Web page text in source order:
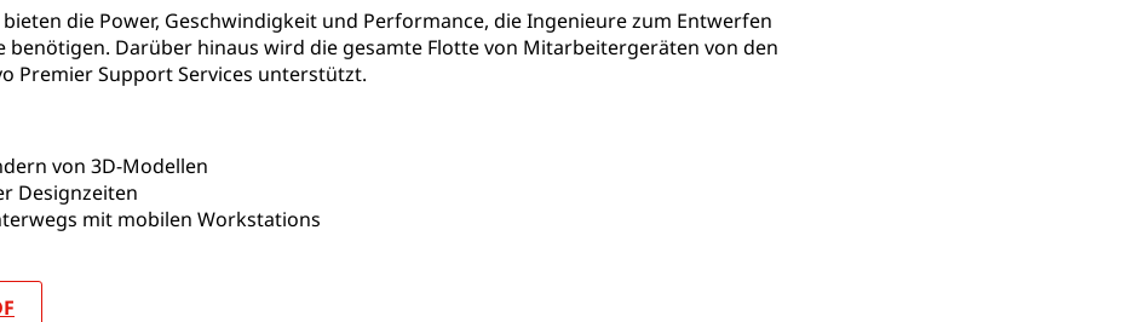
die Power, Geschwindigkeit und Performance, die Ingenieure zum Entwerfen
benötigen. Darüber hinaus wird die gesamte Flotte von Mitarbeitergeräten von den
Premier Support Services unterstützt.
von 3D-Modellen
Designzeiten
mit mobilen Workstations